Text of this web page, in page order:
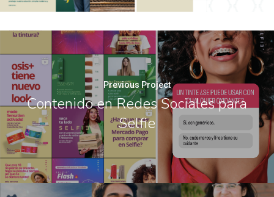
Previous Project
Contenido en Redes Sociales para
Selfie